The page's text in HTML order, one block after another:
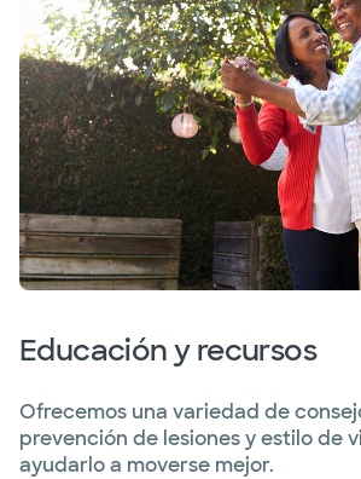
Educación y recursos
Ofrecemos una variedad de
prevención de lesiones y estilo de
ayudarlo a moverse mejor.